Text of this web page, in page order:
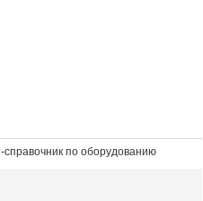
по оборудованию